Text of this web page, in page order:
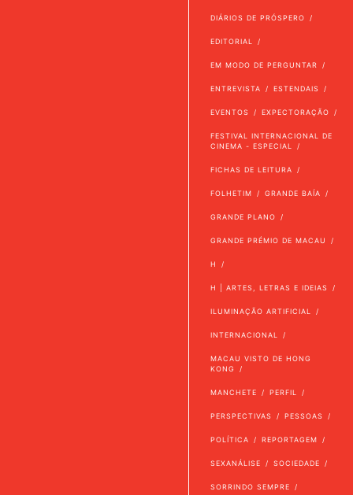
DIÁRIOS DE PRÓSPERO
EDITORIAL
EM MODO DE PERGUNTAR
ENTREVISTA ESTENDAIS
EVENTOS EXPECTORAÇÃO
FESTIVAL INTERNACIONAL DE
CINEMA - ESPECIAL
FICHAS DE LEITURA
FOLHETIM GRANDE BAÍA
GRANDE PLANO
GRANDE PRÉMIO DE MACAU
H
H | ARTES, LETRAS E IDEIAS
ILUMINAÇÃO ARTIFICIAL
INTERNACIONAL
MACAU VISTO DE HONG
KONG
MANCHETE PERFIL
PERSPECTIVAS PESSOAS
POLÍTICA REPORTAGEM
SEXANÁLISE SOCIEDADE
SORRINDO SEMPRE